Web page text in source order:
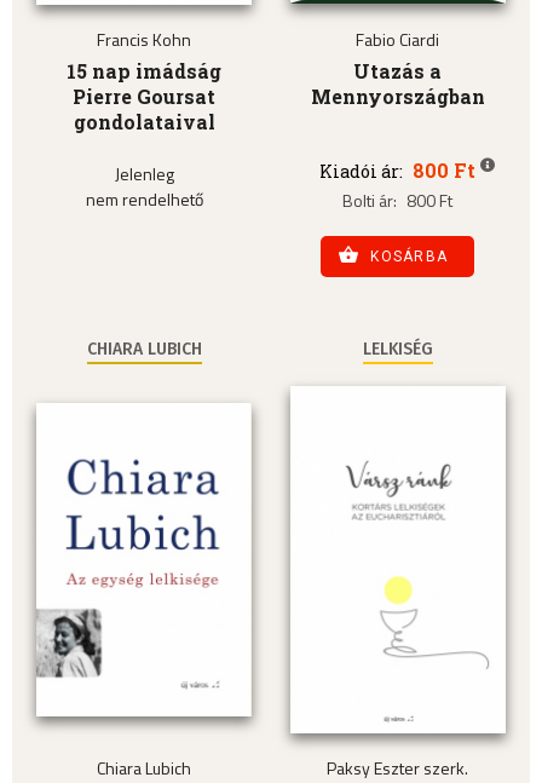
Francis Kohn
15 nap imádság
Pierre Goursat
gondolataival
Jelenleg
nem rendelhető
Fabio Ciardi
Utazás a
Mennyországban
Kiadói ár: 800 Ft
Bolti ár: 800 Ft
KOSÁRBA
CHIARA LUBICH
Chiara Lubich
LELKISÉG
Paksy Eszter szerk.